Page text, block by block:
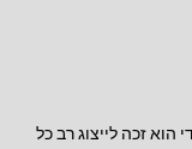
הוא זכה לייצוג רב כל